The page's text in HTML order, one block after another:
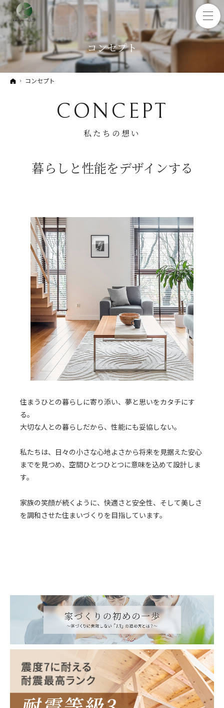
コンセプト
ホーム
コンセプト
CONCEPT
私たちの想い
暮らしと性能をデザインする
住まうひとの暮らしに寄り添い、夢と思いをカタチにす
る。
大切な人との暮らしだから、性能にも妥協しない。
私たちは、日々の小さな心地よさから将来を見据えた安心
までを見つめ、空間ひとつひとつに意味を込めて設計しま
す。
家族の笑顔が続くように、快適さと安全性、そして美しさ
を調和させた住まいづくりを目指しています。